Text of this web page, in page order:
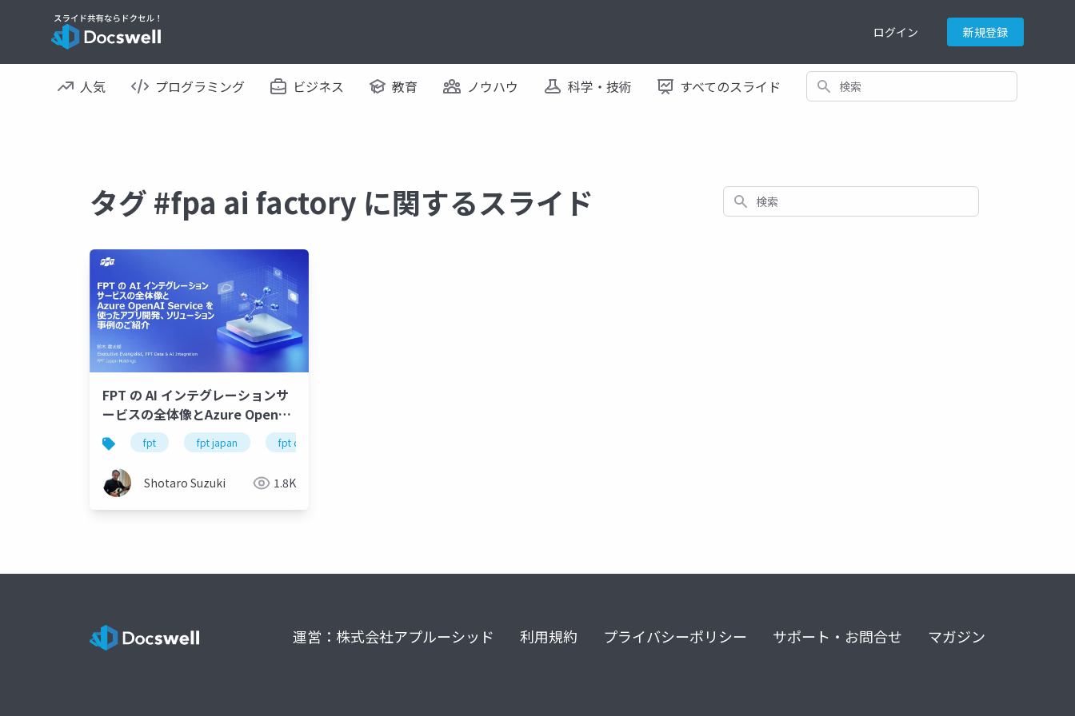
ログイン 新規登録
人気 プログラミング ビジネス 教育 ノウハウ 科学・技術 すべてのスライド 検索
タグ #fpa ai factory に関するスライド 検索
FPT の AI インテグレーションサ
ービスの全体像とAzure OpenAI
Service を使ったアプリ開発、ソ
リューション事例のご紹介-公開
版
fpt fpt japan fpt data & ai integration
Shotaro Suzuki 1.8K
運営：株式会社アプルーシッド 利用規約 プライバシーポリシー サポート・お問合せ マガジン